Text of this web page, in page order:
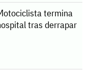
termina
tras derrapar